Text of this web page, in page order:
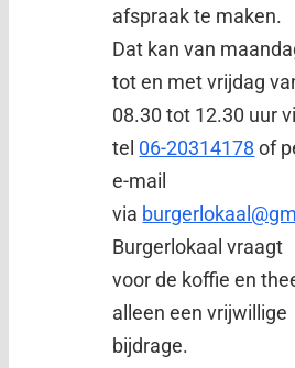
afspraak te maken.
Dat kan van
tot en met vrijdag
08.30 tot 12.30 uur
tel 06-20314178 of
e-mail
via
Burgerlokaal vraagt
voor de koffie en
alleen een vrijwillige
bijdrage.